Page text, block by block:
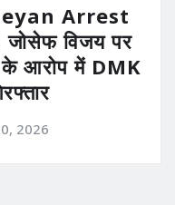
Arrest
जोसेफ विजय पर
के आरोप में DMK
2026